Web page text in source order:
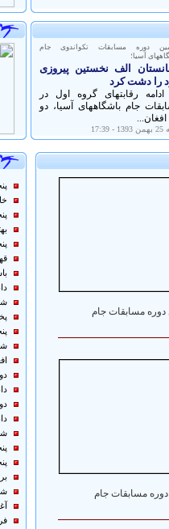
دوره مسابقات تکواندوی جام
آسیا؛
الف نخستین پیروزی
را دشت کرد
رقابتهای گروه اول در
جام باشگاههای آسیا، دو
افغان...
- 17:39
پنجمین دوره مسابقات جام
پنجمین دوره مسابقات جام